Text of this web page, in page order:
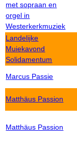
met sopraan en
orgel in
Westerkerkmuziek
Landelijke
Muiekavond
Solidamentum
Marcus Passie
Matthäus Passion
Matthäus Passion